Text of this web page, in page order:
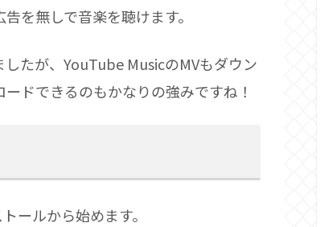
を無しで音楽を聴けます。
たが、YouTube MusicのMVもダウン
ドできるのもかなりの強みですね！
ールから始めます。